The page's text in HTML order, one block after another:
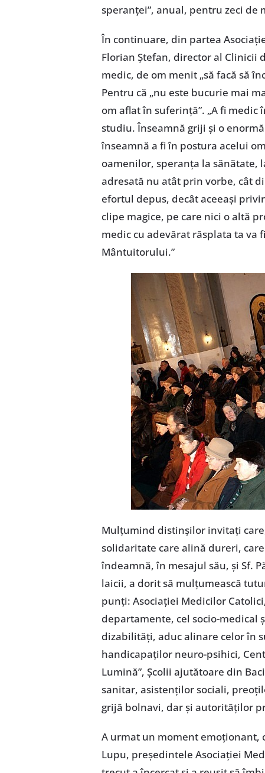
speranţei”, anual, pentru zeci de
În continuare, din partea
Florian Ştefan, director al Clinicii
medic, de om menit „să facă să
Pentru că „nu este bucurie mai
om aflat în suferinţă”. „A fi
studiu. Înseamnă griji şi o
înseamnă a fi în postura acelui
oamenilor, speranţa la sănătate,
adresată nu atât prin vorbe, cât
efortul depus, decât aceeaşi
clipe magice, pe care nici o altă
medic cu adevărat răsplata ta
Mântuitorului.”
Mulţumind distinşilor invitaţi
solidaritate care alină dureri,
îndeamnă, în mesajul său, şi Sf.
laicii, a dorit să mulţumească
punţi: Asociaţiei Medicilor
departamente, cel socio-medical
dizabilităţi, aduc alinare celor în
handicapaţilor neuro-psihici,
Lumină”, Şcolii ajutătoare din
sanitar, asistenţilor sociali,
grijă bolnavi, dar şi autorităţilor
A urmat un moment emoţionant,
Lupu, preşedintele Asociaţiei